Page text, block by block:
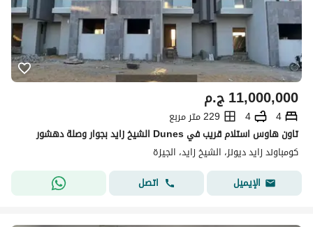
ج.م11,000,000
4
4
229 متر مربع
تاون هاوس استلام قريب في Dunes الشيخ زايد بجوار وصلة دهشور
كومباوند زايد ديونز، الشيخ زايد، الجيزة
الإيميل
اتصل